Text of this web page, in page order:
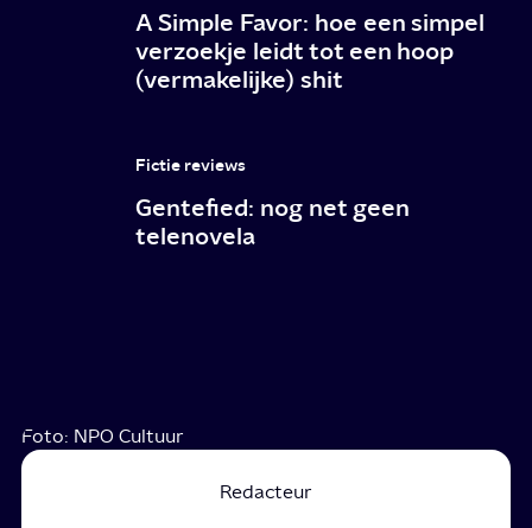
A Simple Favor: hoe een simpel
verzoekje leidt tot een hoop
(vermakelijke) shit
Fictie reviews
Gentefied: nog net geen
telenovela
Foto: NPO Cultuur
Redacteur